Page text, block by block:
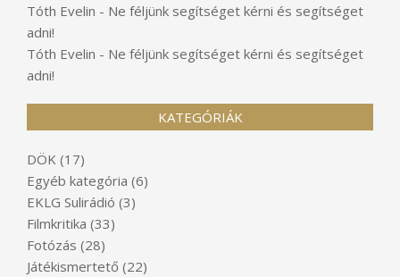
Tóth Evelin - Ne féljünk segítséget kérni és segítséget
adni!
Tóth Evelin - Ne féljünk segítséget kérni és segítséget
adni!
KATEGÓRIÁK
DÖK (17)
Egyéb kategória (6)
EKLG Sulirádió (3)
Filmkritika (33)
Fotózás (28)
Játékismertető (22)